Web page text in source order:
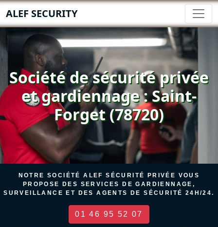
ALEF SECURITY
Société de sécurité privée
et gardiennage : Saint-
Forget (78720)
NOTRE SOCIÉTÉ ALEF SÉCURITÉ PRIVÉE VOUS
PROPOSE DES SERVICES DE GARDIENNAGE,
SURVEILLANCE ET DES AGENTS DE SÉCURITÉ 24H/24.
01 46 95 52 07